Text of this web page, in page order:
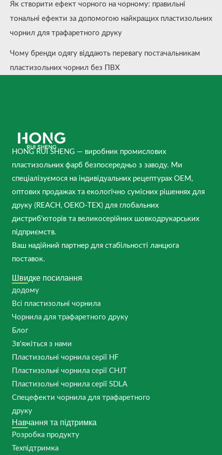
Як створити ефект чорного на чорному: правильні
тональні ефекти за допомогою найкращих пластизольних
чорнил для трафаретного друку
Чому бренди одягу віддають перевагу постачальникам
пластизольних чорнил без ПВХ
HONG RUI SHENG — виробник промислових
пластизольних фарб безпосередньо з заводу. Ми
спеціалізуємося на індивідуальних рецептурах OEM,
оптових продажах та екологічно сумісних рішеннях для
друку (REACH, OEKO-TEX) для глобальних
дистриб'юторів та великосерійних шовкодрукарських
підприємств.
Ваш надійний партнер для стабільності ланцюга
поставок.
Швидке посилання
додому
Всі пластизольні чорнила
Чорнила для трафаретного друку
Блог
Зв'яжіться з нами
Пластизольні чорнила серії HF
Пластизольні чорнила серії CHJT
Пластизольні чорнила серії SDLA
Спецефекти чорнила для трафаретного
друку
Навчання та підтримка
Розробка продукту
Техпідтримка